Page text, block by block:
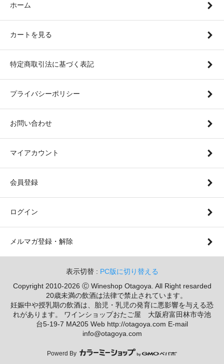
ホーム
カートを見る
特定商取引法に基づく表記
プライバシーポリシー
お問い合わせ
マイアカウント
会員登録
ログイン
メルマガ登録・解除
表示切替 : PC版に切り替える
Copyright 2010-2026 Ⓒ Wineshop Otagoya. All Right resarded
20歳未満の飲酒は法律で禁止されています。
妊娠中や授乳期の飲酒は、胎児・乳児の発育に悪影響を与える恐
れがあります。 ワインショップおたご屋 大阪府富田林市寺池
台5-19-7 MA205 Web http://otagoya.com E-mail
info@otagoya.com
Powerd By